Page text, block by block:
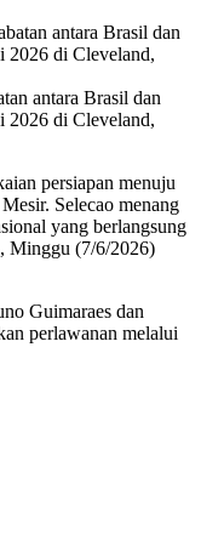
antara Brasil dan
2026 di Cleveland,
persiapan menuju
Selecao menang
yang berlangsung
Minggu (7/6/2026)
Guimaraes dan
perlawanan melalui